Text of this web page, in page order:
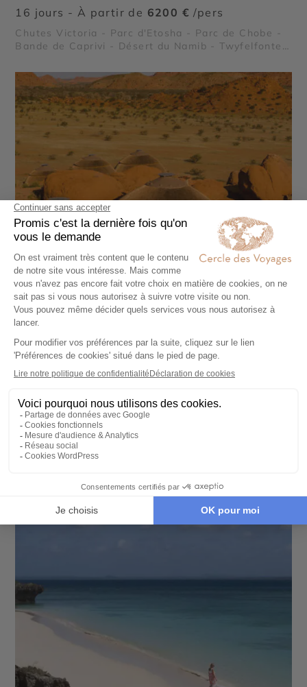
16 jours - À partir de 6200 € /pers
Chutes Victoria - Parc d'Etosha - Parc de Chobe -
Bande de Caprivi - Désert du Namib - Twyfelfontein
Elégante et envoûtante Namibie
15 jours - À partir de
Parc d'Etosha - Désert du Namib - Twyfelfontein -